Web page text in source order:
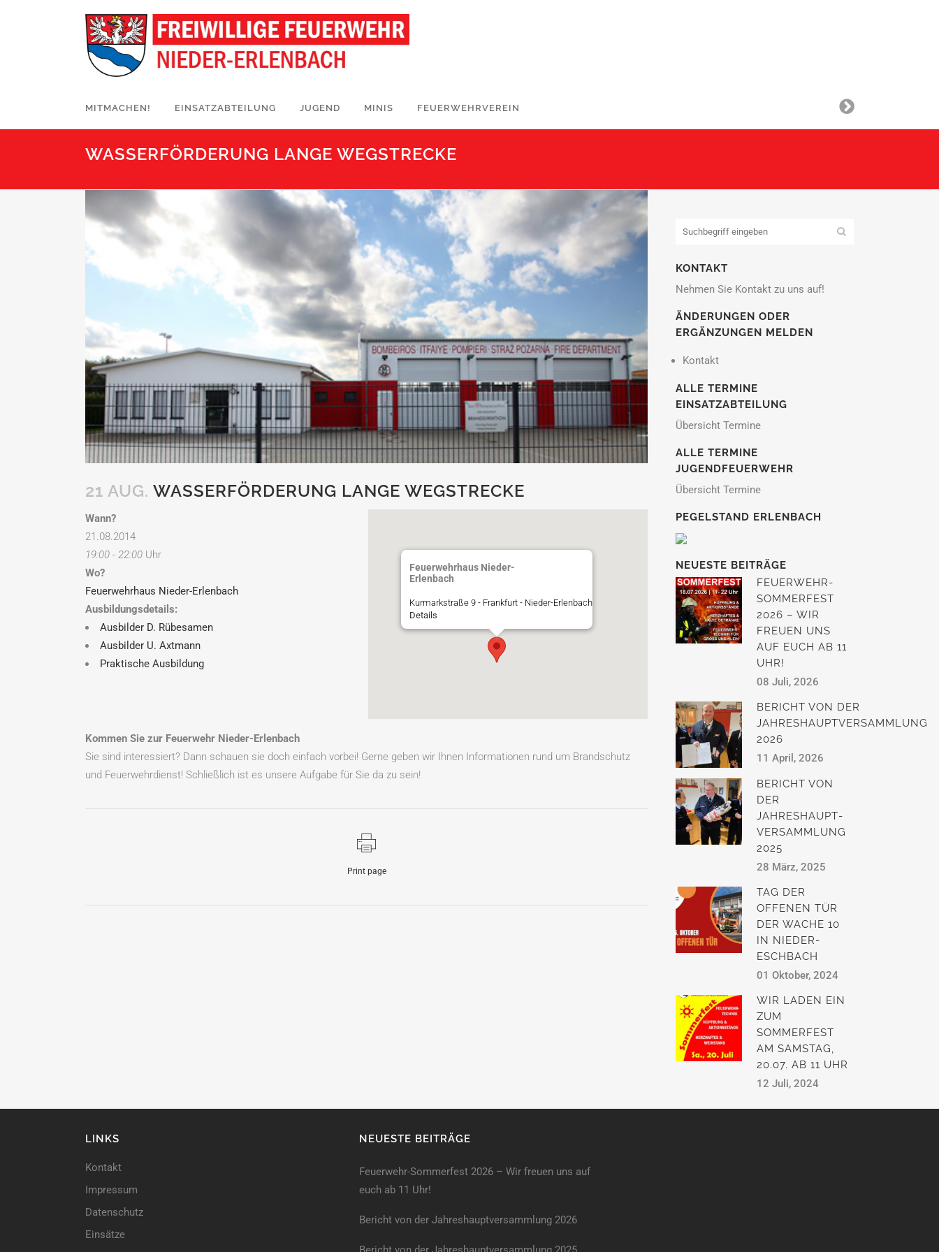
MITMACHEN! EINSATZABTEILUNG JUGEND MINIS FEUERWEHRVEREIN
WASSERFÖRDERUNG LANGE WEGSTRECKE
21 AUG. WASSERFÖRDERUNG LANGE WEGSTRECKE
Feuerwehrhaus Nieder-
Erlenbach
Kurmarkstraße 9 - Frankfurt - Nieder-Erlenbach
Details
Wann?
21.08.2014
19:00 - 22:00 Uhr
Wo?
Feuerwehrhaus Nieder-Erlenbach
Ausbildungsdetails:
Ausbilder D. Rübesamen
Ausbilder U. Axtmann
Praktische Ausbildung
Kommen Sie zur Feuerwehr Nieder-Erlenbach
Sie sind interessiert? Dann schauen sie doch einfach vorbei! Gerne geben wir Ihnen Informationen rund um Brandschutz
und Feuerwehrdienst! Schließlich ist es unsere Aufgabe für Sie da zu sein!
Print page
KONTAKT
Nehmen Sie Kontakt zu uns auf!
ÄNDERUNGEN ODER
ERGÄNZUNGEN MELDEN
Kontakt
ALLE TERMINE
EINSATZABTEILUNG
Übersicht Termine
ALLE TERMINE
JUGENDFEUERWEHR
Übersicht Termine
PEGELSTAND ERLENBACH
NEUESTE BEITRÄGE
FEUERWEHR-
SOMMERFEST
2026 – WIR
FREUEN UNS
AUF EUCH AB 11
UHR!
08 Juli, 2026
BERICHT VON DER
JAHRESHAUPTVERSAMMLUNG
2026
11 April, 2026
BERICHT VON
DER
JAHRESHAUPT­
VERSAMMLUNG
2025
28 März, 2025
TAG DER
OFFENEN TÜR
DER WACHE 10
IN NIEDER-
ESCHBACH
01 Oktober, 2024
WIR LADEN EIN
ZUM
SOMMERFEST
AM SAMSTAG,
20.07. AB 11 UHR
12 Juli, 2024
LINKS
Kontakt
Impressum
Datenschutz
Einsätze
NEUESTE BEITRÄGE
Feuerwehr-Sommerfest 2026 – Wir freuen uns auf
euch ab 11 Uhr!
Bericht von der Jahreshauptversammlung 2026